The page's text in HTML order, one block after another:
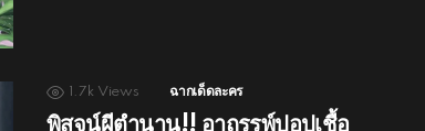
1.7k Views ฉากเด็ดละคร
พิสูจน์ผีตำนาน!! อาถรรพ์ปอปเชื้อ